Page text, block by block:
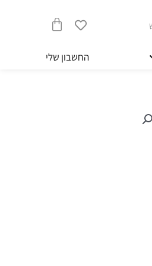
עגלת
קניות
החשבון שלי